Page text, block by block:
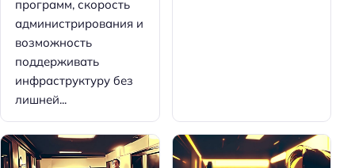
программ, скорость
администрирования и
возможность
поддерживать
инфраструктуру без
лишней...